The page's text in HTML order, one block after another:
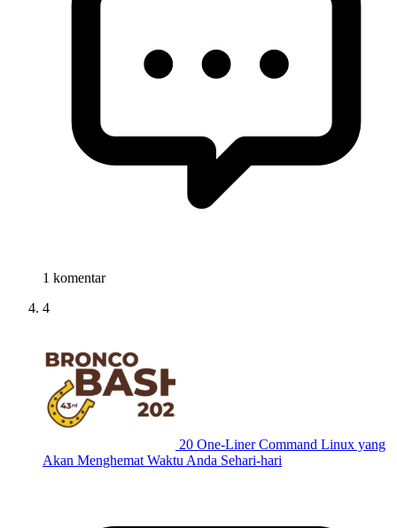
1 komentar
4
20 One-Liner Command Linux yang
Akan Menghemat Waktu Anda Sehari-hari